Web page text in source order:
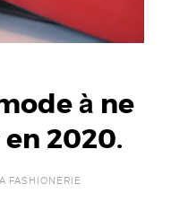
à ne
2020.
FASHIONERIE